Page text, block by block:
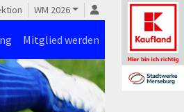
WM 2026
Mitglied werden